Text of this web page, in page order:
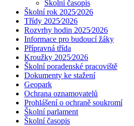
Školní časopis
Školní rok 2025⁄2026
Třídy 2025⁄2026
Rozvrhy hodin 2025⁄2026
Informace pro budoucí žáky
Přípravná třída
Kroužky 2025⁄2026
Školní poradenské pracoviště
Dokumenty ke stažení
Geopark
Ochrana oznamovatelů
Prohlášení o ochraně soukromí
Školní parlament
Školní časopis